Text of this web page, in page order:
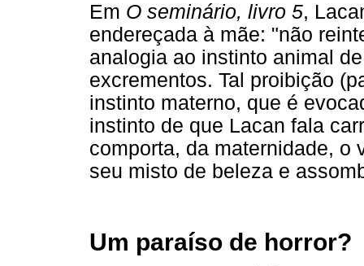
Em O seminário, livro 5,
endereçada à mãe: "não
analogia ao instinto animal
excrementos. Tal proibição
instinto materno, que é
instinto de que Lacan fala
comporta, da maternidade, o
seu misto de beleza e
Um paraíso de horror?